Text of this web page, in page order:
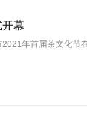
幕
年首届茶文化节